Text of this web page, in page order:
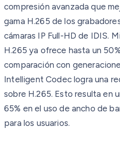
compresión avanzada que
gama H.265 de los
cámaras IP Full-HD de IDIS.
H.265 ya ofrece hasta un
comparación con
Intelligent Codec logra una
sobre H.265. Esto resulta en
65% en el uso de ancho de
para los usuarios.